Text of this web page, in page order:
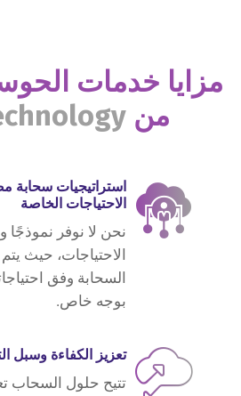
مزايا خدمات
من
استراتيجيات
الاحتياجات الخاصة
نحن لا نوفر نموذجًا
الاحتياجات، حيث
السحابة وفق
بوجه خاص.
تعزيز الكفاءة وسبل
تتيح حلول السحاب